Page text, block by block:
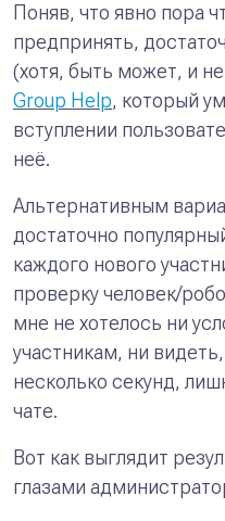
Поняв, что явно пора
предпринять,
(хотя, быть может, и
Group Help, который
вступлении
неё.
Альтернативным
достаточно
каждого нового
проверку человек/
мне не хотелось ни
участникам, ни
несколько секунд,
чате.
Вот как выглядит
глазами